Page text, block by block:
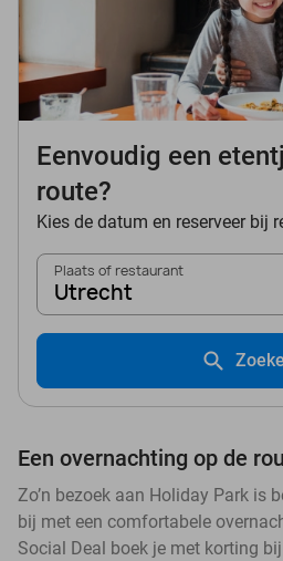
Eenvoudig een
route?
Kies de datum en reserveer bij
Plaats of restaurant
Utrecht
Een overnachting op de
Zo’n bezoek aan Holiday Park is
bij met een comfortabele
Social Deal boek je met korting